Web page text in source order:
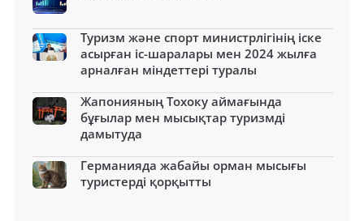
Туризм және спорт министрлігінің іске
асырған іс-шаралары мен 2024 жылға
арналған міндеттері туралы
Жапонияның Тохоку аймағында
бұғылар мен мысықтар туризмді
дамытуда
Германияда жабайы орман мысығы
туристерді қорқытты